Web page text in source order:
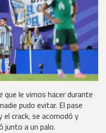
que le vimos hacer durante
pudo evitar. El pase
el crack, se acomodó y
junto a un palo.